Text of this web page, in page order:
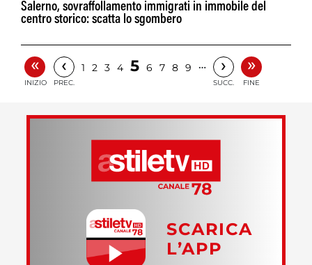
Salerno, sovraffollamento immigrati in immobile del
centro storico: scatta lo sgombero
«
INIZIO
‹
PREC.
1 2 3 4 5 6 7 8 9 … ›
SUCC.
»
FINE
SCARICA
L’APP